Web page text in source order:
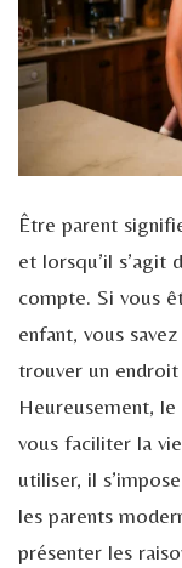
Être parent
et lorsqu’il s’agit
compte. Si vous
enfant, vous
trouver un
Heureusement,
vous faciliter la
utiliser, il
les parents
présenter les